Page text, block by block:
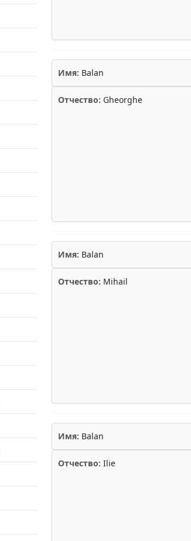
Имя: Balan
Отчество: Gheorghe
Имя: Balan
Отчество: Mihail
Имя: Balan
Отчество: Ilie